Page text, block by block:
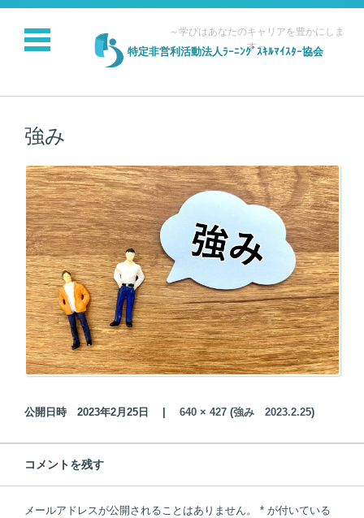
特定非営利活動法人ﾗｰﾆﾝｸﾞｽｷﾙﾏｲｽﾀｰ協会
～学びはあなたのキャリアを豊かにしま
す～
コンテンツに移動
強み
公開日時 2023年2月25日 640 × 427 (強み 2023.2.25)
コメントを残す
メールアドレスが公開されることはありません。 * が付いている